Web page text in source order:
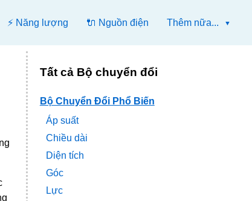
⚡ Năng lượng 🔌 Nguồn điện Thêm nữa...
Tất cả Bộ chuyển đổi
Bộ Chuyển Đổi Phổ Biến
Áp suất
Chiều dài
Diện tích
Góc
Lực